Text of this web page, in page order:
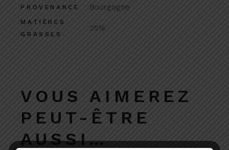
PROVENANCE Bourgogne
MATIÈRES
GRASSES
25%
VOUS AIMEREZ
PEUT-ÊTRE
AUSSI…